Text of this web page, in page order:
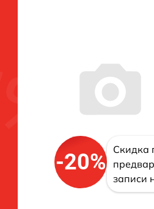
-20%
Скидка
записи